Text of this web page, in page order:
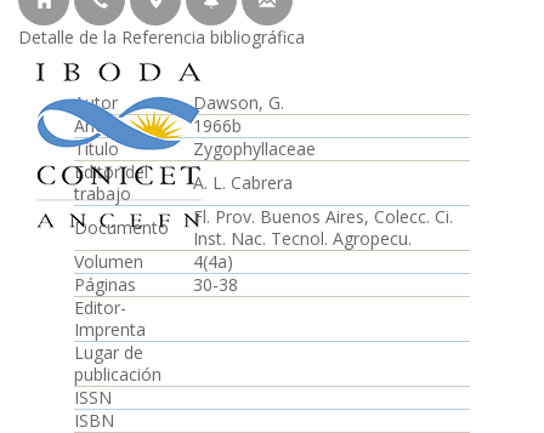
Detalle de la Referencia bibliográfica
Autor
Dawson, G.
Año
1966b
Título
Zygophyllaceae
Editor del
trabajo
A. L. Cabrera
Documento
Fl. Prov. Buenos Aires, Colecc. Ci.
Inst. Nac. Tecnol. Agropecu.
Volumen
4(4a)
Páginas
30-38
Editor-
Imprenta
Lugar de
publicación
ISSN
ISBN